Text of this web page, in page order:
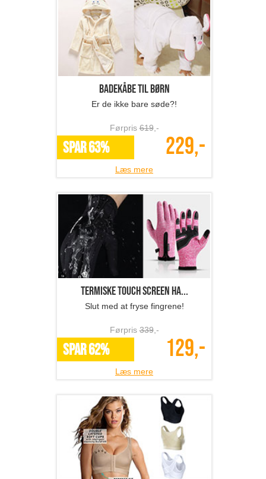
Badekåbe til børn
Er de ikke bare søde?!
Førpris619,-
SPAR 63% 229,-
Læs mere
Termiske touch screen ha...
Slut med at fryse fingrene!
Førpris339,-
SPAR 62% 129,-
Læs mere